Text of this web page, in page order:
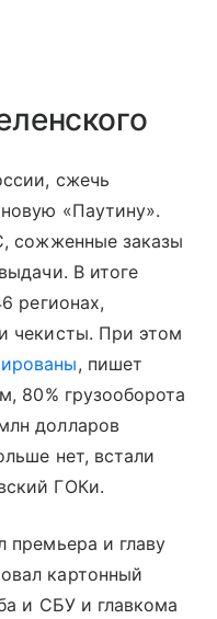
сжечь
«Паутину».
сожженные заказы
В итоге
регионах,
чекисты. При этом
, пишет
80% грузооборота
долларов
нет, встали
ГОКи.
премьера и главу
картонный
и СБУ и главкома